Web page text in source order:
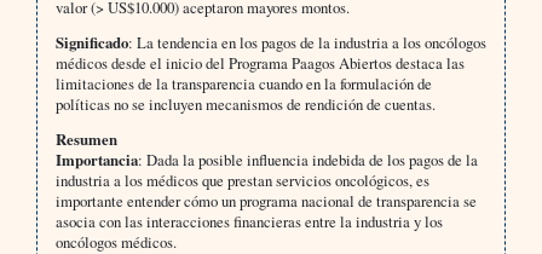
valor (> US$10.000) aceptaron mayores montos.
Significado: La tendencia en los pagos de la industria a los oncólogos
médicos desde el inicio del Programa Paagos Abiertos destaca las
limitaciones de la transparencia cuando en la formulación de
políticas no se incluyen mecanismos de rendición de cuentas.
Resumen
Importancia: Dada la posible influencia indebida de los pagos de la
industria a los médicos que prestan servicios oncológicos, es
importante entender cómo un programa nacional de transparencia se
asocia con las interacciones financieras entre la industria y los
oncólogos médicos.